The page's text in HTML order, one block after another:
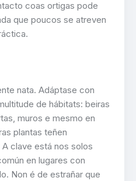
coas ortigas pode
que poucos se atreven
nata. Adáptase con
de hábitats: beiras
muros e mesmo en
plantas teñen
clave está nos solos
en lugares con
Non é de estrañar que